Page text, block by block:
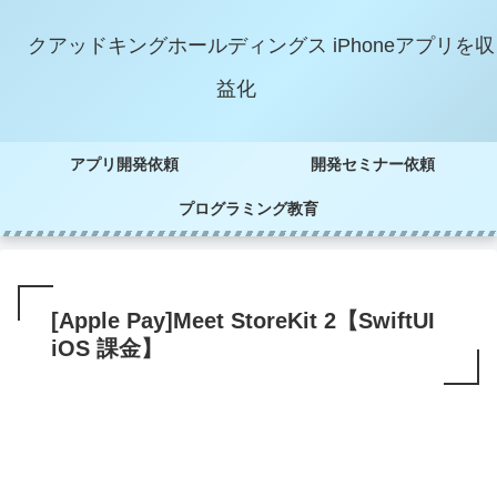
クアッドキングホールディングス iPhoneアプリを収
益化
アプリ開発依頼 開発セミナー依頼
プログラミング教育
[Apple Pay]Meet StoreKit 2【SwiftUI
iOS 課金】